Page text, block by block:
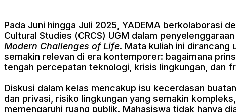
Pada Juni hingga Juli 2025, YADEMA berkolaborasi
Cultural Studies (CRCS) UGM dalam
Modern Challenges of Life. Mata kuliah ini dirancang
semakin relevan di era kontemporer: bagaimana
tengah percepatan teknologi, krisis lingkungan, dan
Diskusi dalam kelas mencakup isu kecerdasan
dan privasi, risiko lingkungan yang semakin
memengaruhi ruang publik. Mahasiswa tidak hanya